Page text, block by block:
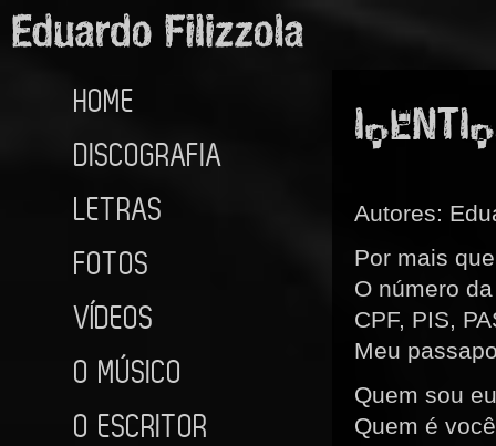
HOME
DISCOGRAFIA
LETRAS
FOTOS
VÍDEOS
O MÚSICO
O ESCRITOR
Autores:
Por mais
O número
CPF, PIS,
Meu
Quem sou eu
Quem é você